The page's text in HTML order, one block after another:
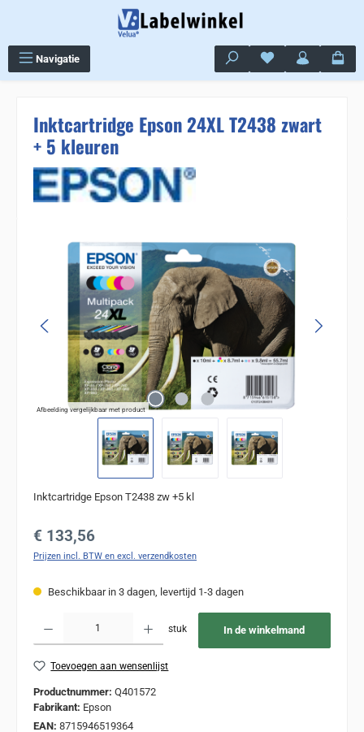
Navigatie Je hebt 0 items op
Inktcartridge Epson 24XL T2438 zwart
+ 5 kleuren
Sla de afbeeldingengalerij over
Afbeelding vergelijkbaar met product
Inktcartridge Epson T2438 zw +5 kl
Normale prijs:
€ 133,56
Prijzen incl. BTW en excl. verzendkosten
Beschikbaar in 3 dagen, levertijd 1-3 dagen
stuk In de winkelmand
Toevoegen aan wensenlijst
Productnummer: Q401572
Fabrikant: Epson
EAN: 8715946519364